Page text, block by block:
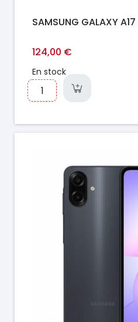
SAMSUNG GALAXY
124,00 €
En stock